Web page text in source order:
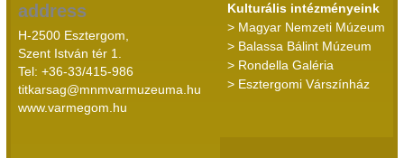
address
H-2500 Esztergom,
Szent István tér 1.
Tel: +36-33/415-986
titkarsag@mnmvarmuzeuma.hu
www.varmegom.hu
Kulturális intézményeink
> Magyar Nemzeti Múzeum
> Balassa Bálint Múzeum
> Rondella Galéria
> Esztergomi Várszínház